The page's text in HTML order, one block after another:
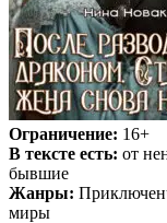
Ограничение: 16+
В тексте есть: от
бывшие
Жанры:
миры